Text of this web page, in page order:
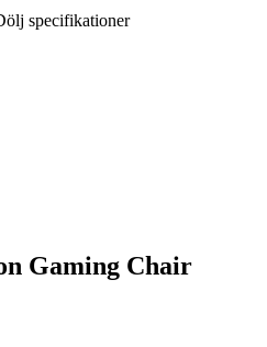
specifikationer
Gaming Chair